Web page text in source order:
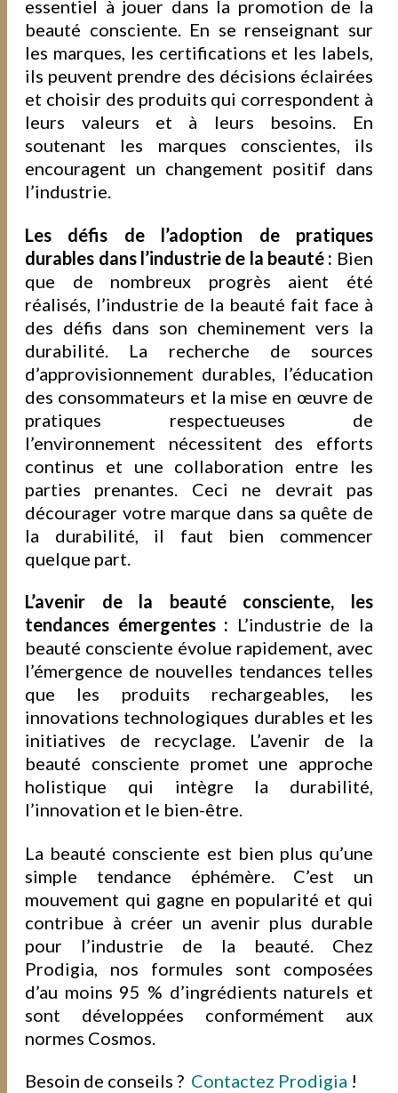
essentiel à jouer dans la promotion de la
beauté consciente. En se renseignant sur
les marques, les certifications et les labels,
ils peuvent prendre des décisions éclairées
et choisir des produits qui correspondent à
leurs valeurs et à leurs besoins. En
soutenant les marques conscientes, ils
encouragent un changement positif dans
l’industrie.
Les défis de l’adoption de pratiques
durables dans l’industrie de la beauté : Bien
que de nombreux progrès aient été
réalisés, l’industrie de la beauté fait face à
des défis dans son cheminement vers la
durabilité. La recherche de sources
d’approvisionnement durables, l’éducation
des consommateurs et la mise en œuvre de
pratiques respectueuses de
l’environnement nécessitent des efforts
continus et une collaboration entre les
parties prenantes. Ceci ne devrait pas
décourager votre marque dans sa quête de
la durabilité, il faut bien commencer
quelque part.
L’avenir de la beauté consciente, les
tendances émergentes : L’industrie de la
beauté consciente évolue rapidement, avec
l’émergence de nouvelles tendances telles
que les produits rechargeables, les
innovations technologiques durables et les
initiatives de recyclage. L’avenir de la
beauté consciente promet une approche
holistique qui intègre la durabilité,
l’innovation et le bien-être.
La beauté consciente est bien plus qu’une
simple tendance éphémère. C’est un
mouvement qui gagne en popularité et qui
contribue à créer un avenir plus durable
pour l’industrie de la beauté. Chez
Prodigia, nos formules sont composées
d’au moins 95 % d’ingrédients naturels et
sont développées conformément aux
normes Cosmos.
Besoin de conseils ? Contactez Prodigia !